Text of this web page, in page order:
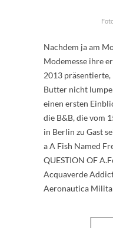
Nachdem ja am
Modemesse ihre
2013 präsentierte,
Butter nicht
einen ersten
die B&B, die vom
in Berlin zu Gast
a A Fish Named
QUESTION OF
Acquaverde
Aeronautica